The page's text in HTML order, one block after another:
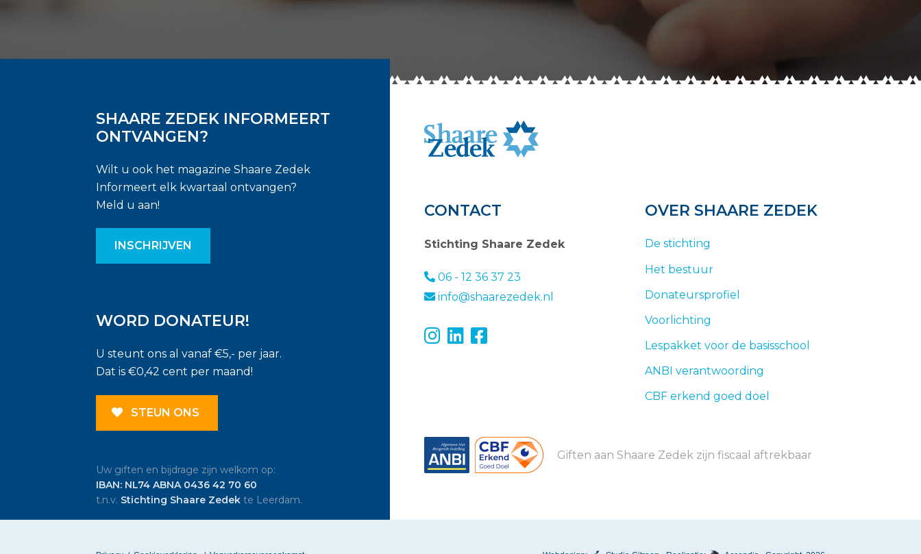
SHAARE ZEDEK INFORMEERT
ONTVANGEN?
Wilt u ook het magazine Shaare Zedek
Informeert elk kwartaal ontvangen?
Meld u aan!
INSCHRIJVEN
WORD DONATEUR!
U steunt ons al vanaf €5,- per jaar.
Dat is €0,42 cent per maand!
STEUN ONS
Uw giften en bijdrage zijn welkom op:
IBAN: NL74 ABNA 0436 42 70 60
t.n.v. Stichting Shaare Zedek te Leerdam.
CONTACT
Stichting Shaare Zedek
06 - 12 36 37 23
info@shaarezedek.nl
OVER SHAARE ZEDEK
De stichting
Het bestuur
Donateursprofiel
Voorlichting
Lespakket voor de basisschool
ANBI verantwoording
CBF erkend goed doel
Giften aan Shaare Zedek zijn fiscaal aftrekbaar